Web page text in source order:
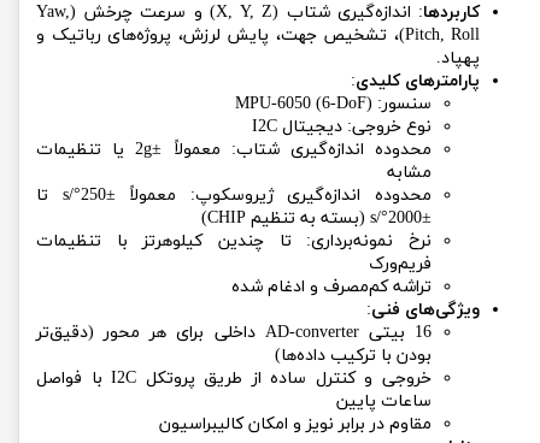
کاربردها
: اندازه‌گیری شتاب (X, Y, Z) و سرعت چرخش (Yaw,
Pitch, Roll)، تشخیص جهت، پایش لرزش، پروژه‌های رباتیک و
پهپاد.
پارامترهای کلیدی:
سنسور: MPU-6050 (6-DoF)
نوع خروجی: دیجیتال I2C
محدوده اندازه‌گیری شتاب: معمولاً ±2g یا تنظیمات
مشابه
محدوده اندازه‌گیری ژیروسکوپ: معمولاً ±250°/s تا
±2000°/s (بسته به تنظیم CHIP)
نرخ نمونه‌برداری: تا چندین کیلوهرتز با تنظیمات
فریم‌ورک
تراشه کم‌مصرف و ادغام شده
ویژگی‌های فنی:
16 بیتی AD-converter داخلی برای هر محور (دقیق‌تر
بودن با ترکیب داده‌ها)
خروجی و کنترل ساده از طریق پروتکل I2C با فواصل
ساعات پایین
مقاوم در برابر نویز و امکان کالیبراسیون